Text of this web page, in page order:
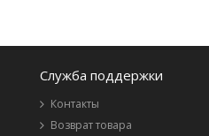
Служба поддержки
Контакты
Возврат товара